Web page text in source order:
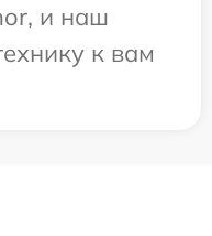
и наш
к вам